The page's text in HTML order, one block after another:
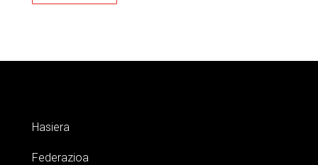
Hasiera
Federazioa